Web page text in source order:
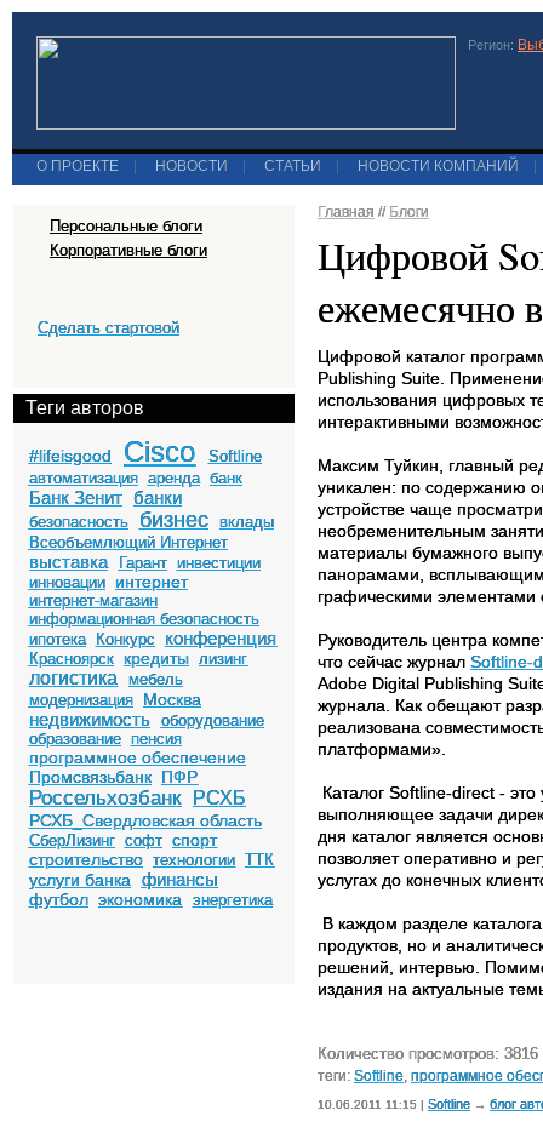
Регион:
О ПРОЕКТЕ НОВОСТИ СТАТЬИ НОВОСТИ КОМПАНИЙ
Персональные блоги
Корпоративные блоги
Сделать стартовой
Теги авторов
#lifeisgood Cisco
Softline
автоматизация аренда банк
Банк Зенит банки
безопасность бизнес
вклады
Всеобъемлющий Интернет
выставка Гарант инвестиции
инновации
интернет
интернет-магазин
информационная безопасность
ипотека
Конкурс конференция
Красноярск кредиты лизинг
логистика
мебель
модернизация
Москва
недвижимость оборудование
образование пенсия
программное обеспечение
Промсвязьбанк ПФР
Россельхозбанк РСХБ
РСХБ_Свердловская область
СберЛизинг софт спорт
строительство технологии ТТК
услуги банка финансы
футбол экономика энергетика
Главная // Блоги
Цифровой
ежемесячно
Цифровой каталог
Publishing Suite.
использования цифровых
интерактивными
Максим Туйкин, главный
уникален: по содержанию
устройстве чаще
необременительным
материалы бумажного
панорамами,
графическими элементами
Руководитель центра
что сейчас журнал Softline-
Adobe Digital Publishing
журнала. Как обещают
реализована
платформами».
Каталог Softline-direct -
выполняющее задачи
дня каталог является
позволяет оперативно и
услугах до конечных
В каждом разделе
продуктов, но и
решений, интервью.
издания на актуальные
Количество просмотров: 3816
теги: Softline программное
10.06.2011 11:15 | Softline → блог